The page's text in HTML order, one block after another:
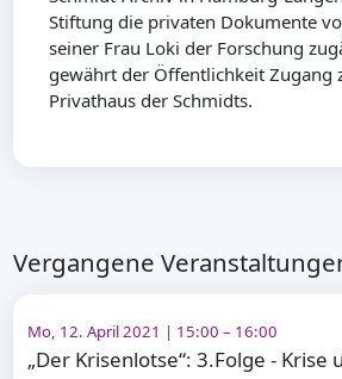
Stiftung die privaten Dokumente
seiner Frau Loki der Forschung
gewährt der Öffentlichkeit Zugang
Privathaus der Schmidts.
Vergangene
Mo, 12. April 2021 | 15:00 – 16:00